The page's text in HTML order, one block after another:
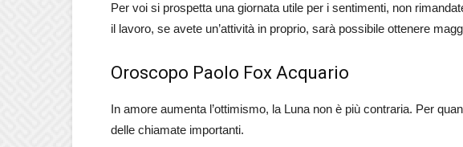
Per voi si prospetta una giornata utile per i sentimenti, non
il lavoro, se avete un’attività in proprio, sarà possibile ottenere
Oroscopo Paolo Fox Acquario
In amore aumenta l’ottimismo, la Luna non è più contraria. Per
delle chiamate importanti.